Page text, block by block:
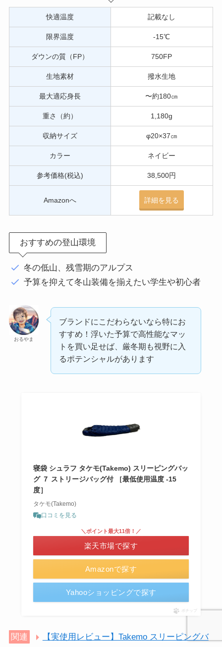
快適温度 記載なし
限界温度 -15℃
ダウンの質（FP） 750FP
生地素材 撥水生地
最大適応身長 〜約180㎝
重さ（約） 1,180g
収納サイズ φ20×37㎝
カラー ネイビー
参考価格(税込) 38,500円
Amazonへ 詳細を見る
おすすめの登山環境
冬の低山、残雪期のアルプス
予算を抑えて冬山装備を揃えたい学生や初心者
おるやま
ブランドにこだわらないなら特にお
すすめ！浮いた予算で高性能なマッ
トを買い足せば、厳冬期も視野に入
るポテンシャルがあります
寝袋 シュラフ タケモ(Takemo) スリーピングバッ
グ ７ ストリージバッグ付 ［最低使用温度 -15
度］
タケモ(Takemo)
口コミを見る
Amazonで探す
＼ポイント最大11倍！／
楽天市場で探す
Yahooショッピングで探す
ポチップ
関連 【実使用レビュー】Takemo スリーピングバ